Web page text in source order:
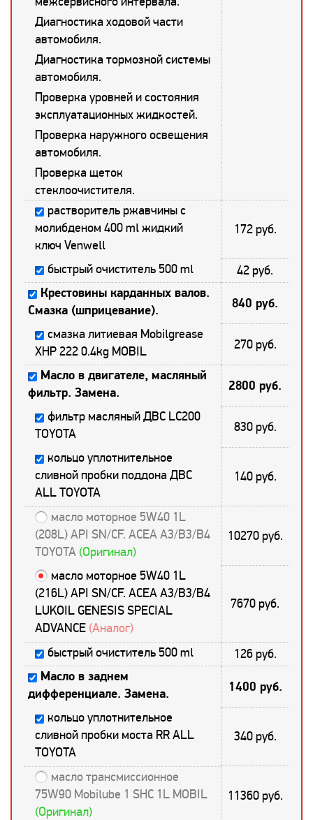
Диагностика ходовой части
автомобиля.
Диагностика тормозной системы
автомобиля.
Проверка уровней и состояния
эксплуатационных жидкостей.
Проверка наружного освещения
автомобиля.
Проверка щеток
стеклоочистителя.
растворитель ржавчины с
молибденом 400 ml жидкий
ключ Venwell
172 руб.
быстрый очиститель 500 ml 42 руб.
Крестовины карданных валов.
Смазка (шприцевание).
840 руб.
смазка литиевая Mobilgrease
XHP 222 0.4kg MOBIL
270 руб.
Масло в двигателе, масляный
фильтр. Замена.
2800 руб.
фильтр масляный ДВС LC200
TOYOTA
830 руб.
кольцо уплотнительное
сливной пробки поддона ДВС
ALL TOYOTA
140 руб.
масло моторное 5W40 1L
(208L) API SN/CF. ACEA A3/B3/B4
TOYOTA (Оригинал)
10270 руб.
масло моторное 5W40 1L
(216L) API SN/CF. ACEA A3/B3/B4
LUKOIL GENESIS SPECIAL
ADVANCE (Аналог)
7670 руб.
быстрый очиститель 500 ml 126 руб.
Масло в заднем
дифференциале. Замена.
1400 руб.
кольцо уплотнительное
сливной пробки моста RR ALL
TOYOTA
340 руб.
масло трансмиссионное
75W90 Mobilube 1 SHC 1L MOBIL
(Оригинал)
11360 руб.